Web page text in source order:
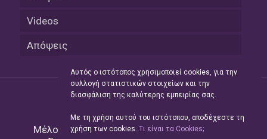
Videos
Απόψεις
Μέλος του Δικτύου τηςHellas Press Media
Αυτός ο ιστότοπος χρησιμοποιεί cookies, για την
συλλογή στατιστικών στοιχείων και την
διασφάλιση της καλύτερης εμπειρίας σας.
Με τη χρήση αυτού του ιστότοπου, αποδέχεστε τη
χρήση των cookies. Tι είναι τα Cookies;